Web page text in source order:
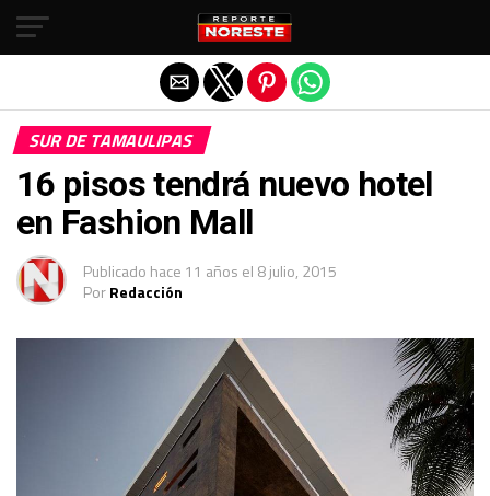
SUR DE TAMAULIPAS
16 pisos tendrá nuevo hotel
en Fashion Mall
Publicado hace 11 años el 8 julio, 2015
PorRedacción
Salir de la versión móvil